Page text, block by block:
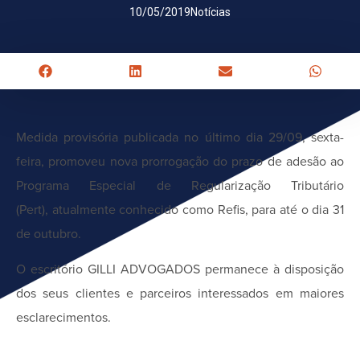
10/05/2019Notícias
Medida provisória publicada no último dia 29/09, sexta-
feira, promoveu nova prorrogação do prazo de adesão ao
Programa Especial de Regularização Tributário
(Pert), atualmente conhecido como Refis, para até o dia 31
de outubro.
O escritório GILLI ADVOGADOS permanece à disposição
dos seus clientes e parceiros interessados em maiores
esclarecimentos.